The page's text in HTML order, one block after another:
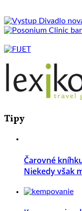
Tipy
Čarovné
Niekedy však